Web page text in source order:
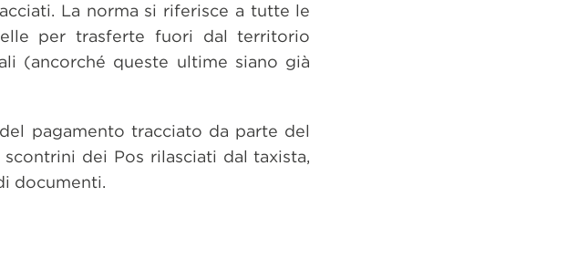
La norma si riferisce a tutte le
per trasferte fuori dal territorio
(ancorché queste ultime siano già
pagamento tracciato da parte del
dei Pos rilasciati dal taxista,
documenti.